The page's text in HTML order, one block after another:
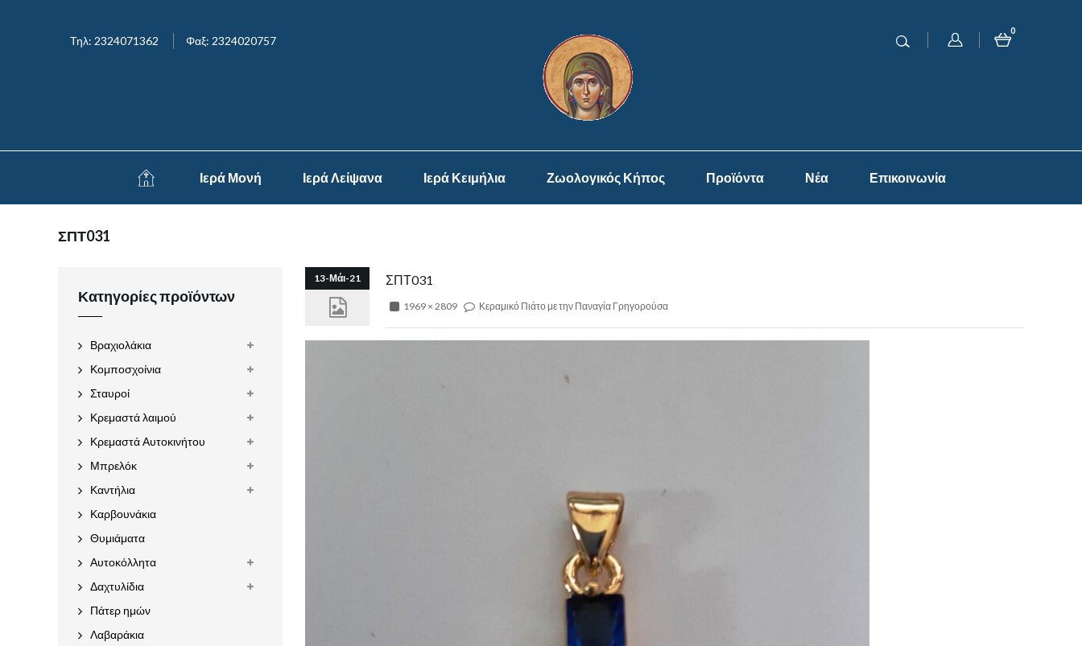
Τηλ: 2324071362 Φαξ: 2324020757
0
Ιερά Μονή Ιερά Λείψανα Ιερά Κειμήλια Ζωολογικός Κήπος Προϊόντα Νέα Επικοινωνία
ΣΠΤ031
13-Μάι-21 ΣΠΤ031
1969 × 2809 Κεραμικό Πιάτο με την Παναγία Γρηγορούσα
Κατηγορίες προϊόντων
Βραχιολάκια
Κομποσχοίνια
Σταυροί
Κρεμαστά λαιμού
Κρεμαστά Αυτοκινήτου
Μπρελόκ
Καντήλια
Καρβουνάκια
Θυμιάματα
Αυτοκόλλητα
Δαχτυλίδια
Πάτερ ημών
Λαβαράκια